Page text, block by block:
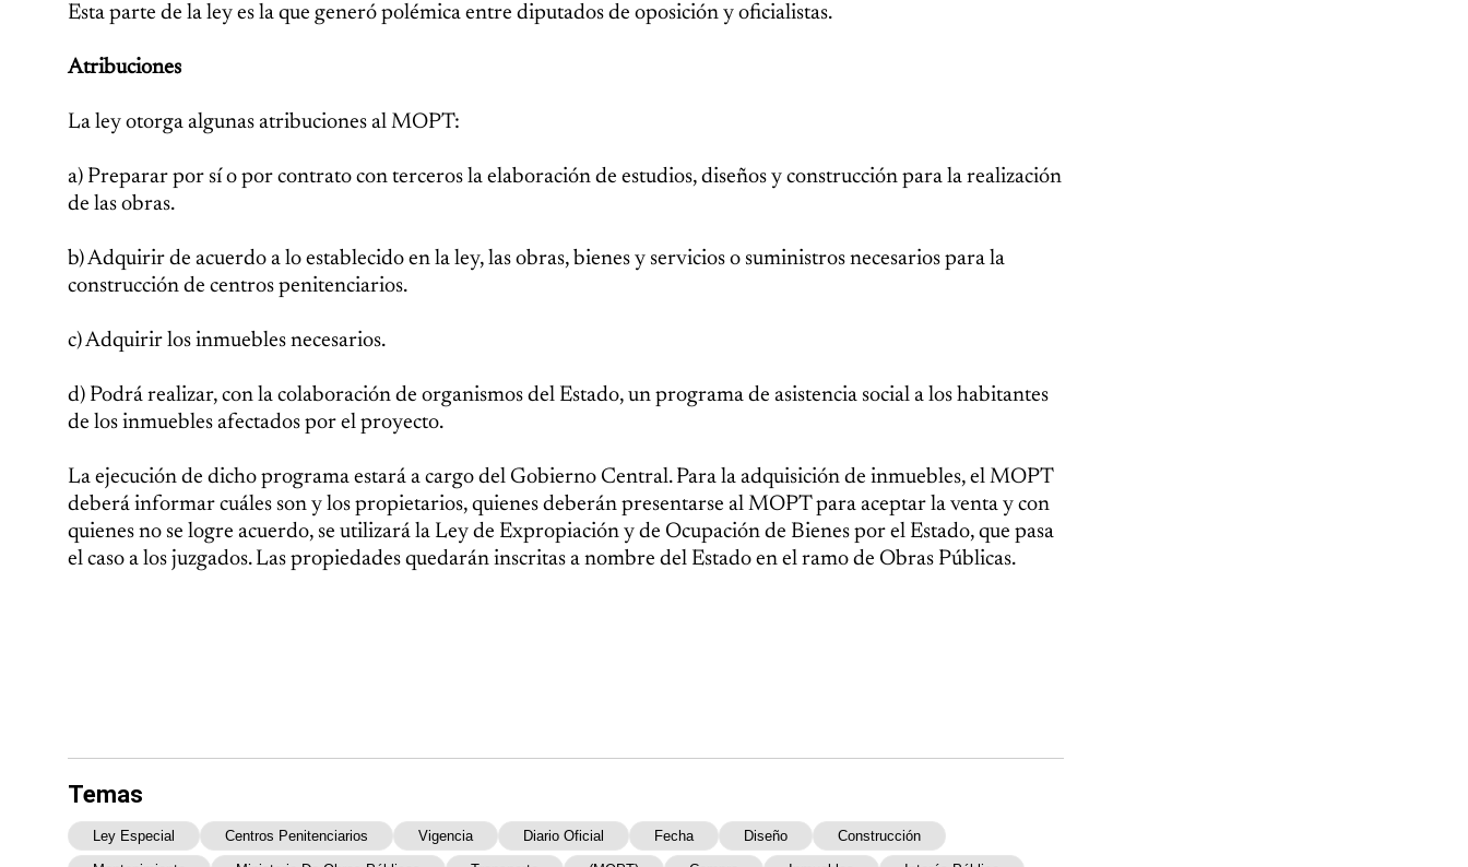
Esta parte de la ley es la que generó polémica entre diputados de oposición y oficialistas.
Atribuciones
La ley otorga algunas atribuciones al MOPT:
a) Preparar por sí o por contrato con terceros la elaboración de estudios, diseños y construcción para la realización
de las obras.
b) Adquirir de acuerdo a lo establecido en la ley, las obras, bienes y servicios o suministros necesarios para la
construcción de centros penitenciarios.
c) Adquirir los inmuebles necesarios.
d) Podrá realizar, con la colaboración de organismos del Estado, un programa de asistencia social a los habitantes
de los inmuebles afectados por el proyecto.
La ejecución de dicho programa estará a cargo del Gobierno Central. Para la adquisición de inmuebles, el MOPT
deberá informar cuáles son y los propietarios, quienes deberán presentarse al MOPT para aceptar la venta y con
quienes no se logre acuerdo, se utilizará la Ley de Expropiación y de Ocupación de Bienes por el Estado, que pasa
el caso a los juzgados. Las propiedades quedarán inscritas a nombre del Estado en el ramo de Obras Públicas.
Temas
Ley Especial Centros Penitenciarios Vigencia Diario Oficial Fecha Diseño Construcción